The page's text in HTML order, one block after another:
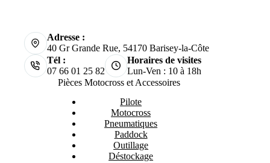
Adresse :
40 Gr Grande Rue, 54170 Barisey-la-Côte
Tél :
07 66 01 25 82
Horaires de visites
Lun-Ven : 10 à 18h
Pièces Motocross et Accessoires
Pilote
Motocross
Pneumatiques
Paddock
Outillage
Déstockage